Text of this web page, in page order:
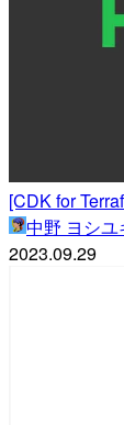
[CDK for
中野 ヨシユ
2023.09.29